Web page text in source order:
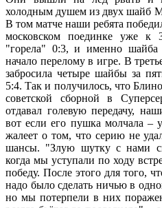
холодным душем из двух шайб
В том матче наши ребята
московском поединке уже к
"горела" 0:3, и именно
начало перелому в игре. В
забросила четыре шайбы за
5:4. Так и получилось, что
советской сборной в
отдавал голевую передачу,
вот если его пушка молчала –
жалеет о том, что серию не
шансы. "Злую шутку с нами
когда мы уступали по ходу
победу. После этого для того,
надо было сделать ничью в
но мы потерпели в них